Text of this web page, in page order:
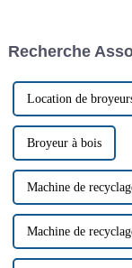
conçues pour traiter
Recherche
Location de
Broyeur à bois
Machine de
Machine de